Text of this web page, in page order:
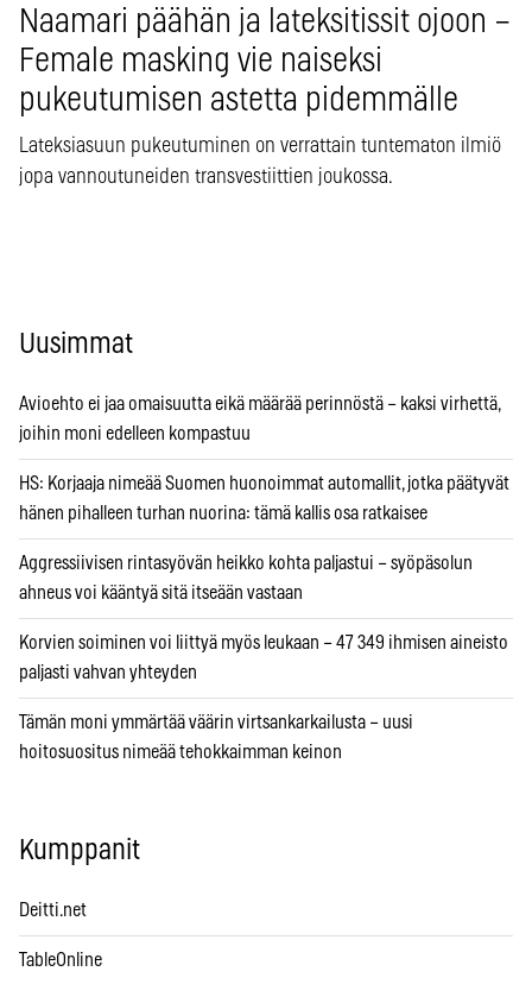
Naamari päähän ja lateksitissit ojoon –
Female masking vie naiseksi
pukeutumisen astetta pidemmälle
Lateksiasuun pukeutuminen on verrattain tuntematon ilmiö
jopa vannoutuneiden transvestiittien joukossa.
Uusimmat
Avioehto ei jaa omaisuutta eikä määrää perinnöstä – kaksi virhettä,
joihin moni edelleen kompastuu
HS: Korjaaja nimeää Suomen huonoimmat automallit, jotka päätyvät
hänen pihalleen turhan nuorina: tämä kallis osa ratkaisee
Aggressiivisen rintasyövän heikko kohta paljastui – syöpäsolun
ahneus voi kääntyä sitä itseään vastaan
Korvien soiminen voi liittyä myös leukaan – 47 349 ihmisen aineisto
paljasti vahvan yhteyden
Tämän moni ymmärtää väärin virtsankarkailusta – uusi
hoitosuositus nimeää tehokkaimman keinon
Kumppanit
Deitti.net
TableOnline